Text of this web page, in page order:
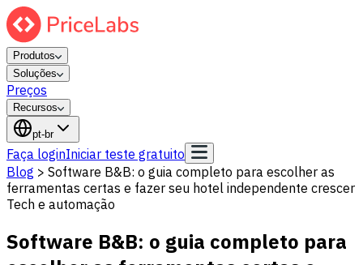
Produtos
Soluções
Preços
Recursos
pt-br
Faça loginIniciar teste gratuito
Blog > Software B&B: o guia completo para escolher as
ferramentas certas e fazer seu hotel independente crescer
Tech e automação
Software B&B: o guia completo para